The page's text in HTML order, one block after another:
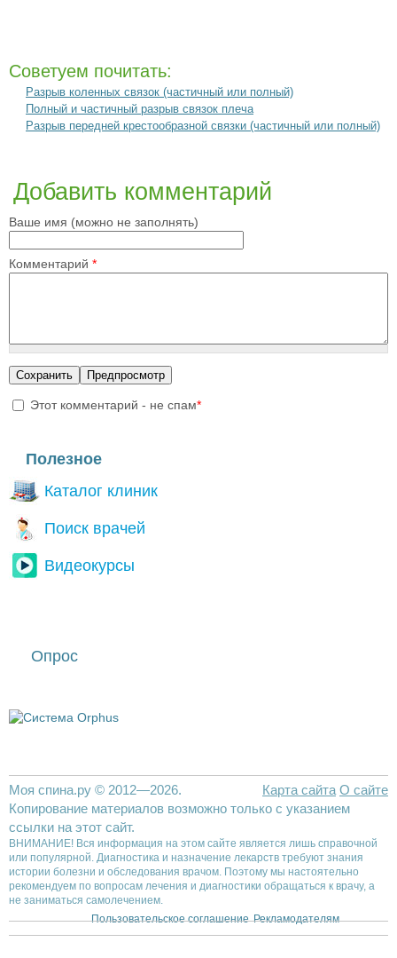
Советуем почитать:
Разрыв коленных связок (частичный или полный)
Полный и частичный разрыв связок плеча
Разрыв передней крестообразной связки (частичный или полный)
Добавить комментарий
Ваше имя (можно не заполнять)
Комментарий *
Этот комментарий - не спам*
Полезное
Каталог клиник
Поиск врачей
Видеокурсы
Опрос
Карта сайта О сайте
Моя спина.ру © 2012—2026.
Копирование материалов возможно только с указанием
ссылки на этот сайт.
ВНИМАНИЕ! Вся информация на этом сайте является лишь справочной
или популярной. Диагностика и назначение лекарств требуют знания
истории болезни и обследования врачом. Поэтому мы настоятельно
рекомендуем по вопросам лечения и диагностики обращаться к врачу, а
не заниматься самолечением.
Пользовательское соглашение Рекламодателям